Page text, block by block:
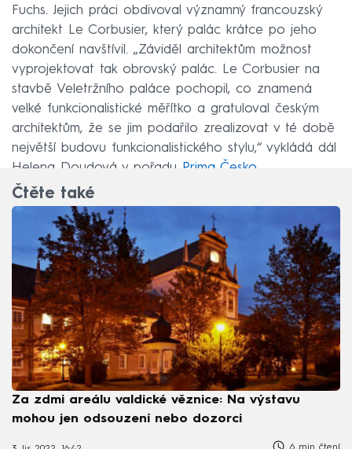
Fuchs. Jejich práci obdivoval významný francouzský
architekt Le Corbusier, který palác krátce po jeho
dokončení navštívil. „Záviděl architektům možnost
vyprojektovat tak obrovský palác. Le Corbusier na
stavbě Veletržního paláce pochopil, co znamená
velké funkcionalistické měřítko a gratuloval českým
architektům, že se jim podařilo zrealizovat v té době
největší budovu funkcionalistického stylu,“ vykládá dál
Helena Doudová v pořadu Prima Česko
Čtěte také
Za zdmi areálu valdické věznice: Na výstavu
mohou jen odsouzení nebo dozorci